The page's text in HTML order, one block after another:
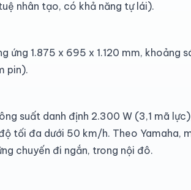
nhân tạo, có khả năng tự lái).
ứng 1.875 x 695 x 1.120 mm, khoảng
pin).
suất danh định 2.300 W (3,1 mã
tối đa dưới 50 km/h. Theo Yamaha,
chuyến đi ngắn, trong nội đô.